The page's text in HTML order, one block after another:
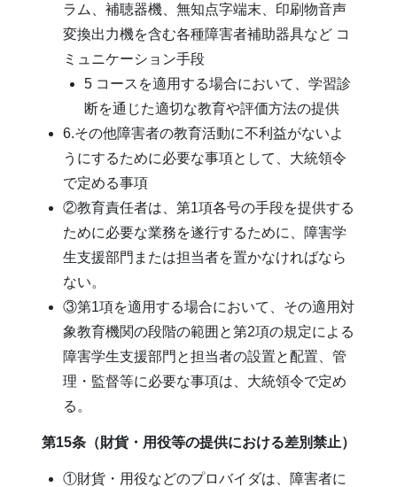
ラム、補聴器機、無知点字端末、印刷物音声
変換出力機を含む各種障害者補助器具など コ
ミュニケーション手段
5 コースを適用する場合において、学習診
断を通じた適切な教育や評価方法の提供
6.その他障害者の教育活動に不利益がないよ
うにするために必要な事項として、大統領令
で定める事項
②教育責任者は、第1項各号の手段を提供する
ために必要な業務を遂行するために、障害学
生支援部門または担当者を置かなければなら
ない。
③第1項を適用する場合において、その適用対
象教育機関の段階の範囲と第2項の規定による
障害学生支援部門と担当者の設置と配置、管
理・監督等に必要な事項は、大統領令で定め
る。
第15条（財貨・用役等の提供における差別禁止）
①財貨・用役などのプロバイダは、障害者に